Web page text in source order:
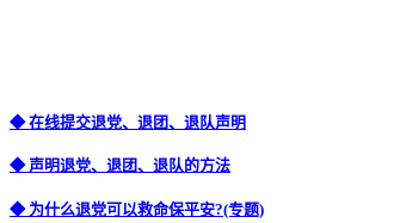
◆ 在线提交退党、退团、退队声明
◆ 声明退党、退团、退队的方法
◆ 为什么退党可以救命保平安?(专题)